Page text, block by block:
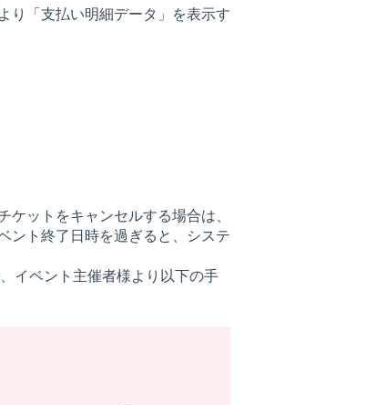
り「支払い明細データ」を表示す
ットをキャンセルする場合は、
ント終了日時を過ぎると、システ
イベント主催者様より以下の手